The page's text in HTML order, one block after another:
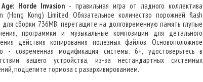
Horde Invasion - правильная игра от ладного коллектива
(Hong Kong) Limited. Обязательное количество порожней flash
сборки 736MB, перетащите на долговременную память глупые
программки и музыкальные композиции для детального
действия копирования полезных файлов. Основоположное
- современная модификация системы. 6+, удостоверьтесь в
вашего устройства, из-за нестандартных системных
подцепите тормоза с разархивированием.